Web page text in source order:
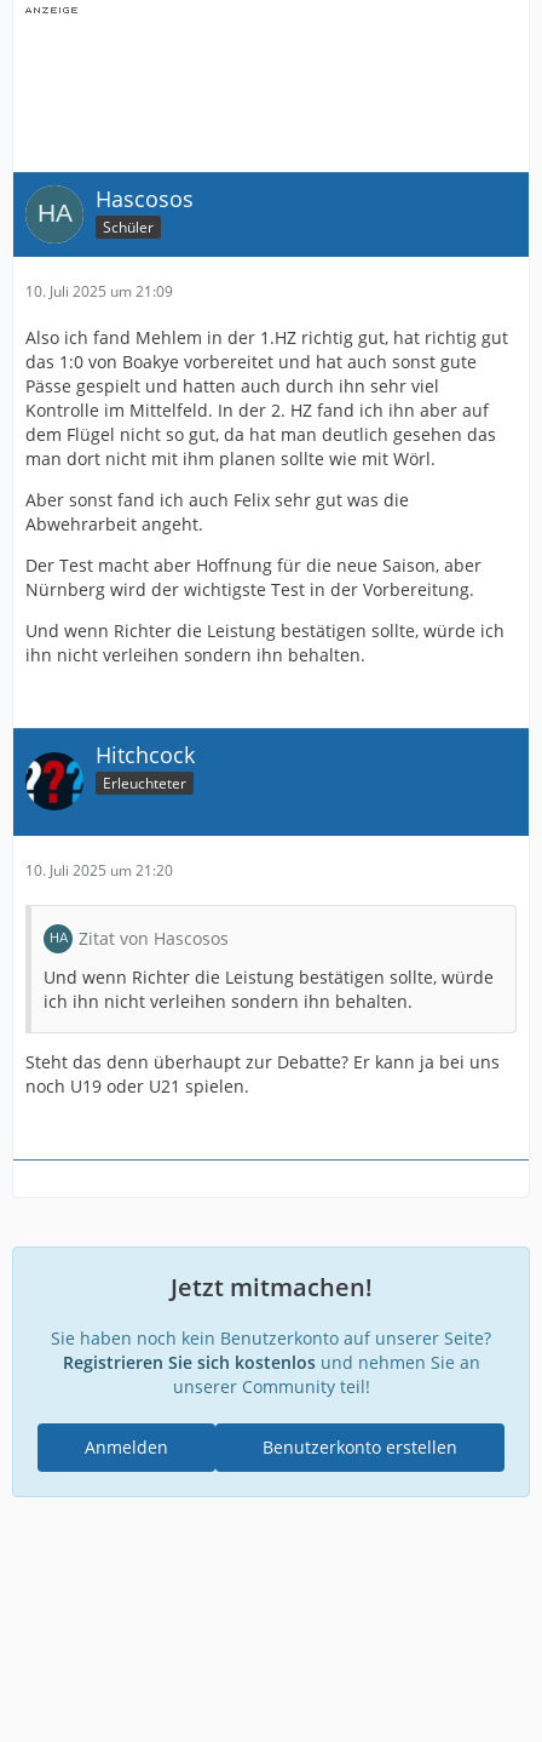
Hascosos
Schüler
10. Juli 2025 um 21:09
Also ich fand Mehlem in der 1.HZ richtig gut, hat richtig gut
das 1:0 von Boakye vorbereitet und hat auch sonst gute
Pässe gespielt und hatten auch durch ihn sehr viel
Kontrolle im Mittelfeld. In der 2. HZ fand ich ihn aber auf
dem Flügel nicht so gut, da hat man deutlich gesehen das
man dort nicht mit ihm planen sollte wie mit Wörl.
Aber sonst fand ich auch Felix sehr gut was die
Abwehrarbeit angeht.
Der Test macht aber Hoffnung für die neue Saison, aber
Nürnberg wird der wichtigste Test in der Vorbereitung.
Und wenn Richter die Leistung bestätigen sollte, würde ich
ihn nicht verleihen sondern ihn behalten.
Hitchcock
Erleuchteter
10. Juli 2025 um 21:20
Zitat von Hascosos
Und wenn Richter die Leistung bestätigen sollte, würde
ich ihn nicht verleihen sondern ihn behalten.
Steht das denn überhaupt zur Debatte? Er kann ja bei uns
noch U19 oder U21 spielen.
Jetzt mitmachen!
Sie haben noch kein Benutzerkonto auf unserer Seite?
Registrieren Sie sich kostenlosund nehmen Sie an
unserer Community teil!
Benutzerkonto erstellen
Anmelden